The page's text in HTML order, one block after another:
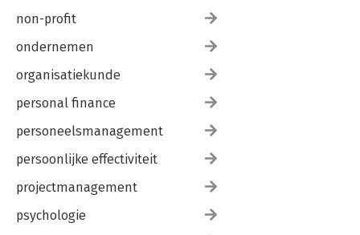
non-profit
ondernemen
organisatiekunde
personal finance
personeelsmanagement
persoonlijke effectiviteit
projectmanagement
psychologie